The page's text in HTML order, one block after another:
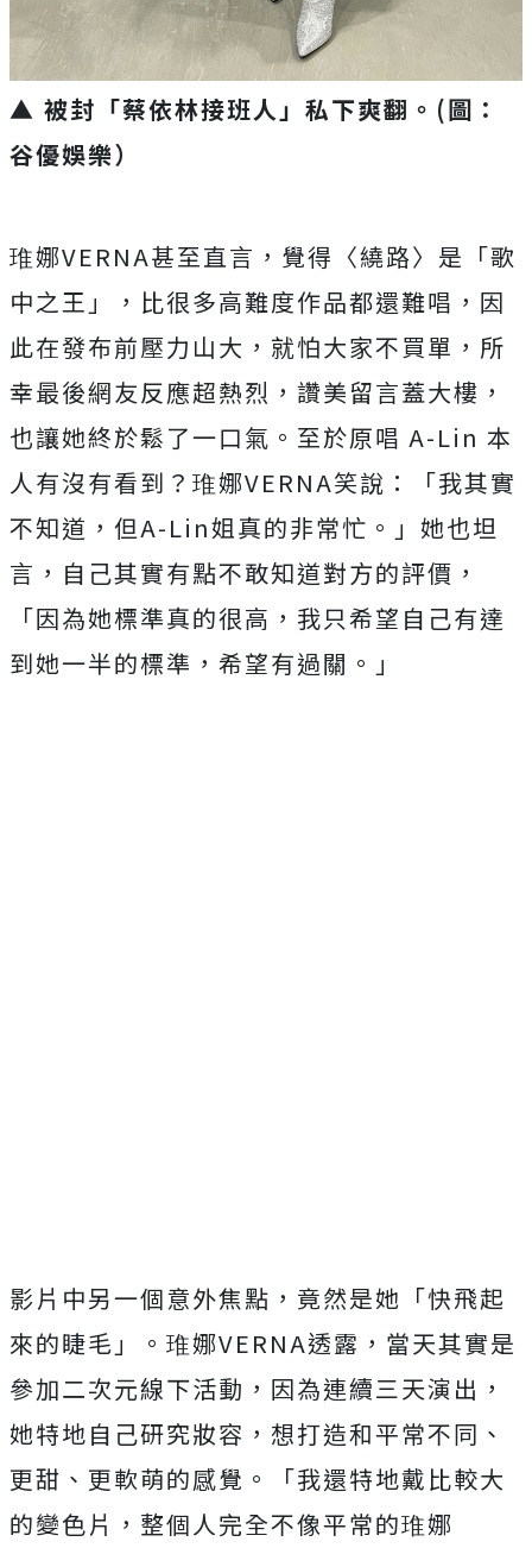
▲ 被封「蔡依林接班人」私下爽翻。(圖：
谷優娛樂）
琟娜VERNA甚至直言，覺得〈繞路〉是「歌
中之王」， 比很多高難度作品都還難唱，因
此在發布前壓力山大， 就怕大家不買單，所
幸最後網友反應超熱烈，讚美留言蓋大樓，
也讓她終於鬆了一口氣。至於原唱 A-Lin 本
人有沒有看到？琟娜VERNA笑說：「我其實
不知道，但A-Lin姐真的非常忙。」她也坦
言， 自己其實有點不敢知道對方的評價，
「因為她標準真的很高， 我只希望自己有達
到她一半的標準，希望有過關。」
影片中另一個意外焦點，竟然是她「快飛起
來的睫毛」。琟娜VERNA透露，當天其實是
參加二次元線下活動，因為連續三天演出，
她特地自己研究妝容，想打造和平常不同、
更甜、更軟萌的感覺。「我還特地戴比較大
的變色片，整個人完全不像平常的琟娜